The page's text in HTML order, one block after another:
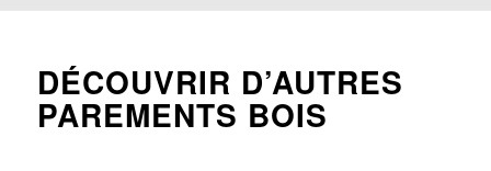
DÉCOUVRIR D’AUTRES
PAREMENTS BOIS